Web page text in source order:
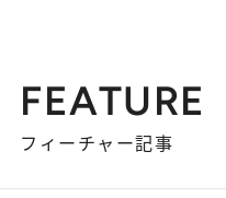
FEATURE
フィーチャー記事